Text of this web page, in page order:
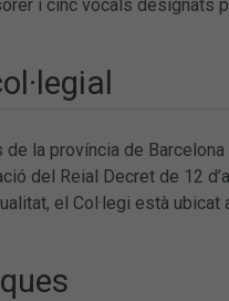
i cinc vocals designats
de la província de
del Reial Decret de 12
el Col·legi està